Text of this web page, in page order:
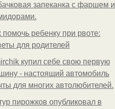
запеканка с фаршем и
помочь ребенку при рвоте:
для родителей
купил себе свою первую
- настоящий автомобиль
для многих автолюбителей.
пирожков опубликовал в